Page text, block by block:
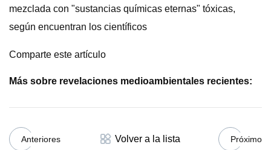
mezclada con "sustancias químicas eternas" tóxicas,
según encuentran los científicos
Comparte este artículo
Más sobre revelaciones medioambientales recientes:
Anteriores Volver a la lista Próximo